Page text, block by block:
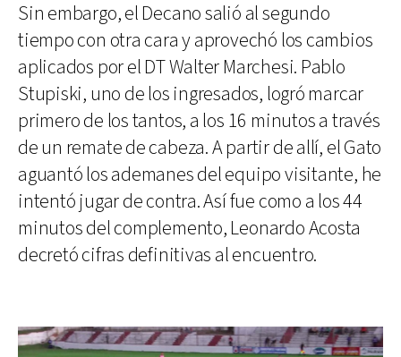
Sin embargo, el Decano salió al segundo
tiempo con otra cara y aprovechó los cambios
aplicados por el DT Walter Marchesi. Pablo
Stupiski, uno de los ingresados, logró marcar
primero de los tantos, a los 16 minutos a través
de un remate de cabeza. A partir de allí, el Gato
aguantó los ademanes del equipo visitante, he
intentó jugar de contra. Así fue como a los 44
minutos del complemento, Leonardo Acosta
decretó cifras definitivas al encuentro.